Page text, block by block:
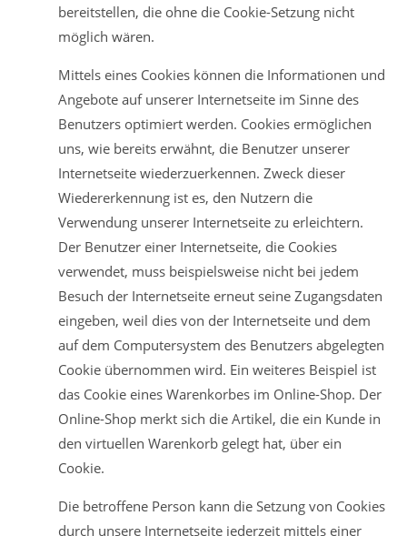
bereitstellen, die ohne die Cookie-Setzung nicht
möglich wären.
Mittels eines Cookies können die Informationen und
Angebote auf unserer Internetseite im Sinne des
Benutzers optimiert werden. Cookies ermöglichen
uns, wie bereits erwähnt, die Benutzer unserer
Internetseite wiederzuerkennen. Zweck dieser
Wiedererkennung ist es, den Nutzern die
Verwendung unserer Internetseite zu erleichtern.
Der Benutzer einer Internetseite, die Cookies
verwendet, muss beispielsweise nicht bei jedem
Besuch der Internetseite erneut seine Zugangsdaten
eingeben, weil dies von der Internetseite und dem
auf dem Computersystem des Benutzers abgelegten
Cookie übernommen wird. Ein weiteres Beispiel ist
das Cookie eines Warenkorbes im Online-Shop. Der
Online-Shop merkt sich die Artikel, die ein Kunde in
den virtuellen Warenkorb gelegt hat, über ein
Cookie.
Die betroffene Person kann die Setzung von Cookies
durch unsere Internetseite jederzeit mittels einer